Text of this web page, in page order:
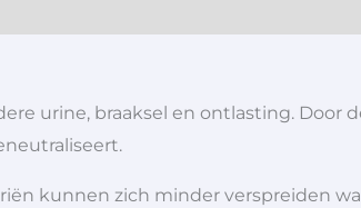
urine, braaksel en ontlasting. Door
kunnen zich minder verspreiden